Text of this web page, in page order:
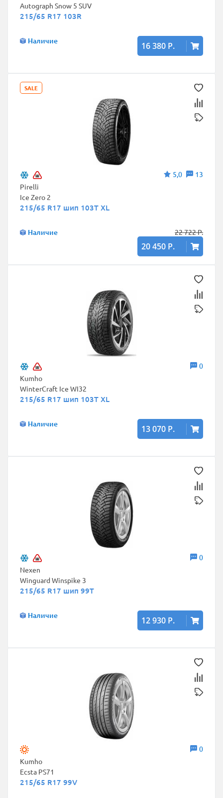
Autograph Snow 5 SUV
215/65 R17 103R
Наличие 16 380 Р.
SALE
5,0
13
Pirelli
Ice Zero 2
215/65 R17 шип 103T XL
Наличие 22 722 Р.
20 450 Р.
0
Kumho
WinterCraft Ice WI32
215/65 R17 шип 103T XL
Наличие 13 070 Р.
0
Nexen
Winguard Winspike 3
215/65 R17 шип 99T
Наличие 12 930 Р.
0
Kumho
Ecsta PS71
215/65 R17 99V